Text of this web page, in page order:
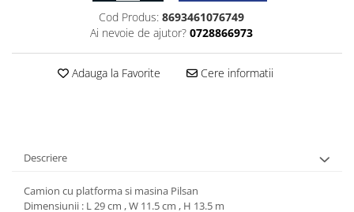
Cod Produs: 8693461076749
Ai nevoie de ajutor? 0728866973
Adauga la Favorite Cere informatii
Descriere
Camion cu platforma si masina Pilsan
Dimensiunii : L 29 cm , W 11.5 cm , H 13.5 m